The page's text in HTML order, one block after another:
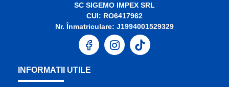
SC SIGEMO IMPEX SRL
CUI: RO6417962
Nr. Înmatriculare: J1994001529329
INFORMATII UTILE